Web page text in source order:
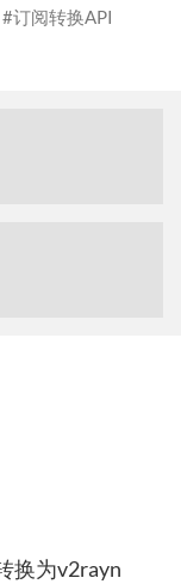
订阅转换API
换为v2rayn